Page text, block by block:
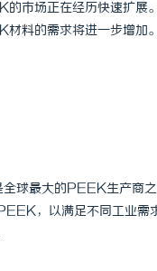
市场正在经历快速扩
料的需求将进一步增
最大的PEEK生产商
，以满足不同工业